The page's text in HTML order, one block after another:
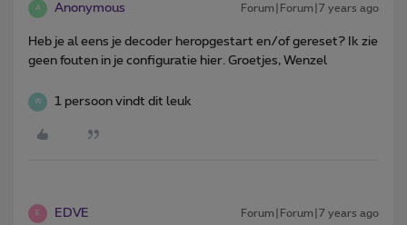
A Anonymous Forum|Forum|7 years ago
Heb je al eens je decoder heropgestart en/of gereset? Ik zie
geen fouten in je configuratie hier. Groetjes, Wenzel
W 1 persoon vindt dit leuk
E EDVE Forum|Forum|7 years ago